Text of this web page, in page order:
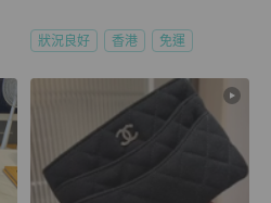
狀況良好 香港 免運